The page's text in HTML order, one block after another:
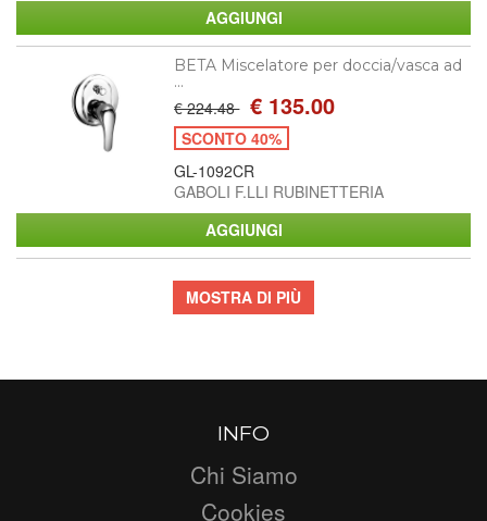
BETA Miscelatore per doccia/vasca ad
...
€ 224.48 € 135.00
SCONTO 40%
GL-1092CR
GABOLI F.LLI RUBINETTERIA
MOSTRA DI PIÙ
INFO
Chi Siamo
Cookies